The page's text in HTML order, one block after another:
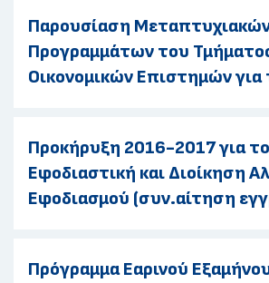
Παρουσίαση
Προγραμμάτων του
Οικονομικών Επιστημών για
Προκήρυξη 2016-2017 για
Εφοδιαστική και Διοίκηση
Εφοδιασμού (συν.αίτηση
Πρόγραμμα Εαρινού